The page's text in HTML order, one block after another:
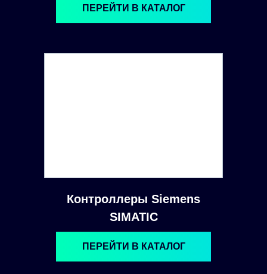
Контроллеры Siemens
SIMATIC
ПЕРЕЙТИ В КАТАЛОГ
ПЕРЕЙТИ В КАТАЛОГ